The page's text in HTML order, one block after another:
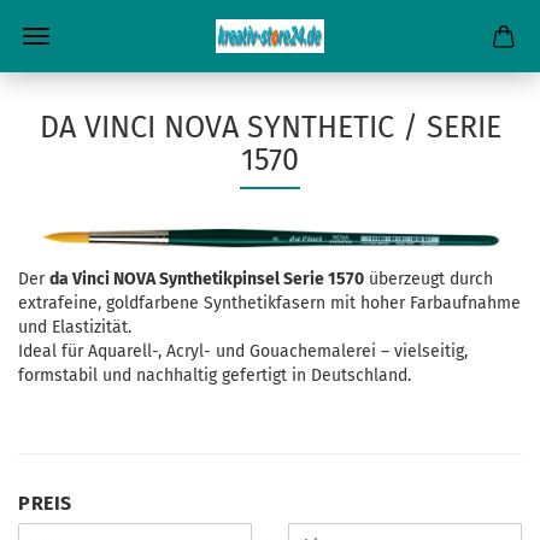
DA VINCI NOVA SYNTHETIC / SERIE
1570
Derda Vinci NOVA Synthetikpinsel Serie 1570 überzeugt durch
extrafeine, goldfarbene Synthetikfasern mit hoher Farbaufnahme
und Elastizität.
Ideal für Aquarell-, Acryl- und Gouachemalerei – vielseitig,
formstabil und nachhaltig gefertigt in Deutschland.
PREIS
PREIS